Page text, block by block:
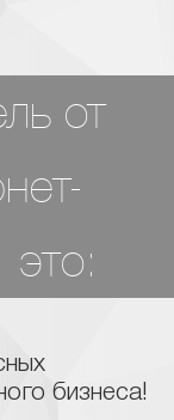
от
это:
бизнеса!